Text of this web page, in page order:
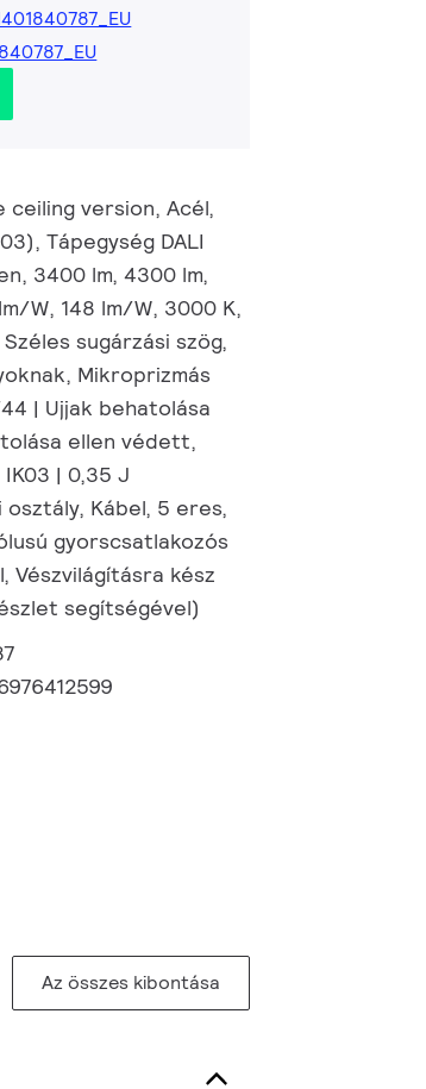
ceiling version, Acél,
Tápegység DALI
3400 lm, 4300 lm,
W, 148 lm/W, 3000 K,
Széles sugárzási szög,
Mikroprizmás
| Ujjak behatolása
ellen védett,
| 0,35 J
Kábel, 5 eres,
gyorscsatlakozós
Vészvilágításra kész
segítségével)
Az összes kibontása